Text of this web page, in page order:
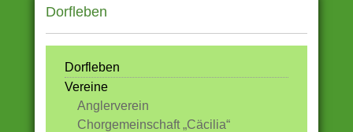
Dorfleben
Dorfleben
Vereine
Anglerverein
Chorgemeinschaft „Cäcilia“